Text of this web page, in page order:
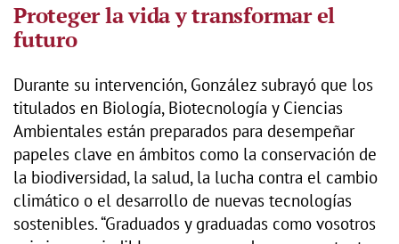
Proteger la vida y transformar el
futuro
Durante su intervención, González subrayó que los
titulados en Biología, Biotecnología y Ciencias
Ambientales están preparados para desempeñar
papeles clave en ámbitos como la conservación de
la biodiversidad, la salud, la lucha contra el cambio
climático o el desarrollo de nuevas tecnologías
sostenibles. “Graduados y graduadas como vosotros